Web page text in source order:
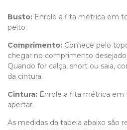
Busto: Enrole a fita métrica em
peito.
Comprimento: Comece pelo
chegar no comprimento desejado.
Quando for calça, short ou saia,
da cintura.
Cintura: Enrole a fita métrica em
apertar.
As medidas da tabela abaixo são